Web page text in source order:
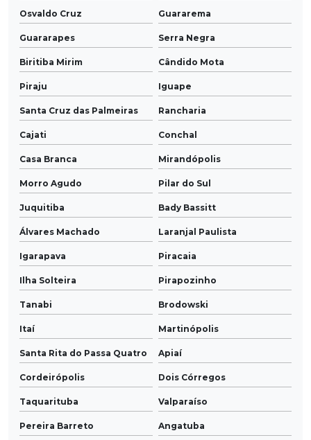
Osvaldo Cruz Guararema
Guararapes Serra Negra
Biritiba Mirim Cândido Mota
Piraju Iguape
Santa Cruz das Palmeiras Rancharia
Cajati Conchal
Casa Branca Mirandópolis
Morro Agudo Pilar do Sul
Juquitiba Bady Bassitt
Álvares Machado Laranjal Paulista
Igarapava Piracaia
Ilha Solteira Pirapozinho
Tanabi Brodowski
Itaí Martinópolis
Santa Rita do Passa Quatro Apiaí
Cordeirópolis Dois Córregos
Taquarituba Valparaíso
Pereira Barreto Angatuba